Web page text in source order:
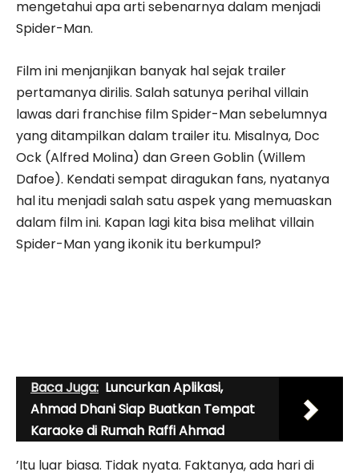
mengetahui apa arti sebenarnya dalam menjadi
Spider-Man.
Film ini menjanjikan banyak hal sejak trailer
pertamanya dirilis. Salah satunya perihal villain
lawas dari franchise film Spider-Man sebelumnya
yang ditampilkan dalam trailer itu. Misalnya, Doc
Ock (Alfred Molina) dan Green Goblin (Willem
Dafoe). Kendati sempat diragukan fans, nyatanya
hal itu menjadi salah satu aspek yang memuaskan
dalam film ini. Kapan lagi kita bisa melihat villain
Spider-Man yang ikonik itu berkumpul?
Baca Juga: Luncurkan Aplikasi,
Ahmad Dhani Siap Buatkan Tempat
Karaoke di Rumah Raffi Ahmad
’Itu luar biasa. Tidak nyata. Faktanya, ada hari di